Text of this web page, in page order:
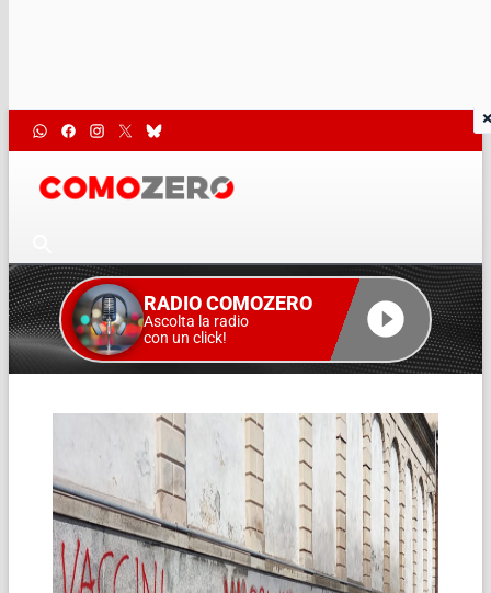
RADIO COMOZERO
Ascolta la radio
con un click!